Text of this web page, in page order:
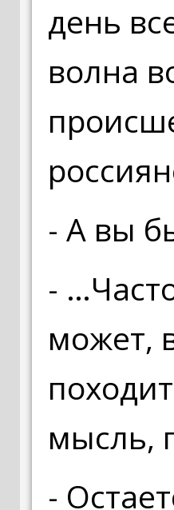
день
волна
- А вы
-
может,
мысль,
-